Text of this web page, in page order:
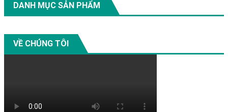
DANH MỤC SẢN PHẨM
VỀ CHÚNG TÔI